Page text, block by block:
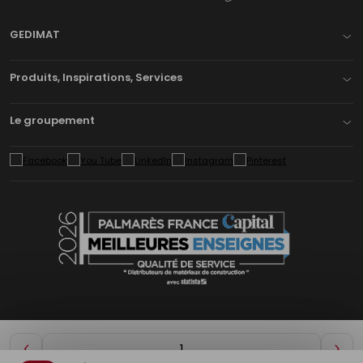
Diminuer
GEDIMAT
Produits, Inspirations, Services
Le groupement